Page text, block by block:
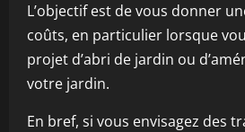
L’objectif est de vous donner
coûts, en particulier lorsque
projet d’abri de jardin ou
votre jardin.
En bref, si vous envisagez des